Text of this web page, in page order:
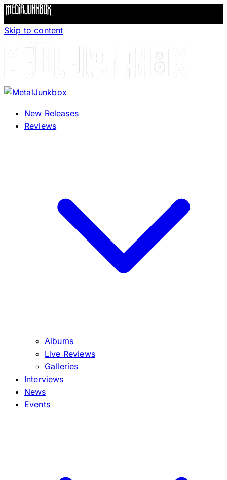
Skip to content
New Releases
Reviews
Albums
Live Reviews
Galleries
Interviews
News
Events